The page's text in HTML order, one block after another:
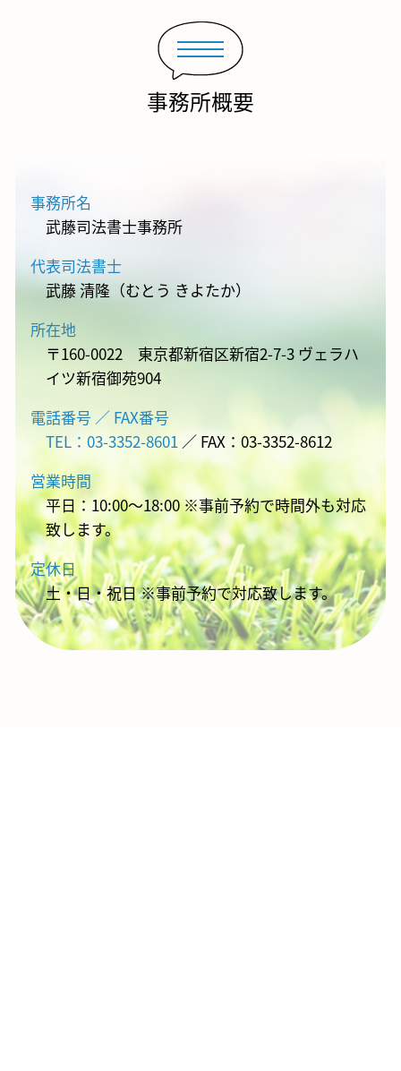
事務所概要
事務所名
武藤司法書士事務所
代表司法書士
武藤 清隆（むとう きよたか）
所在地
〒160-0022 東京都新宿区新宿2-7-3 ヴェラハ
イツ新宿御苑904
電話番号 ／ FAX番号
TEL：03-3352-8601 ／ FAX：03-3352-8612
営業時間
平日：10:00～18:00 ※事前予約で時間外も対応
致します。
定休日
土・日・祝日 ※事前予約で対応致します。